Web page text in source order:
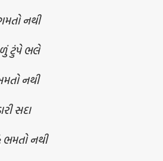
નથી
ટુંપે ભલે
નથી
સદા
ભમતો નથી